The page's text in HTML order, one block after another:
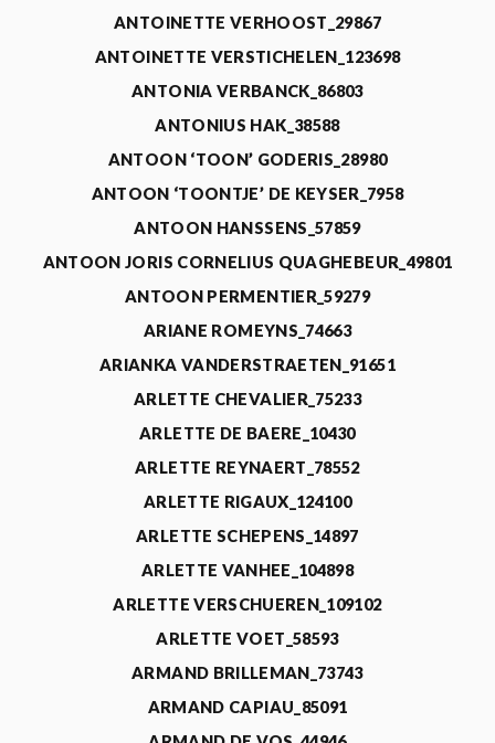
ANTOINETTE VERHOOST_29867
ANTOINETTE VERSTICHELEN_123698
ANTONIA VERBANCK_86803
ANTONIUS HAK_38588
ANTOON ‘TOON’ GODERIS_28980
ANTOON ‘TOONTJE’ DE KEYSER_7958
ANTOON HANSSENS_57859
ANTOON JORIS CORNELIUS QUAGHEBEUR_49801
ANTOON PERMENTIER_59279
ARIANE ROMEYNS_74663
ARIANKA VANDERSTRAETEN_91651
ARLETTE CHEVALIER_75233
ARLETTE DE BAERE_10430
ARLETTE REYNAERT_78552
ARLETTE RIGAUX_124100
ARLETTE SCHEPENS_14897
ARLETTE VANHEE_104898
ARLETTE VERSCHUEREN_109102
ARLETTE VOET_58593
ARMAND BRILLEMAN_73743
ARMAND CAPIAU_85091